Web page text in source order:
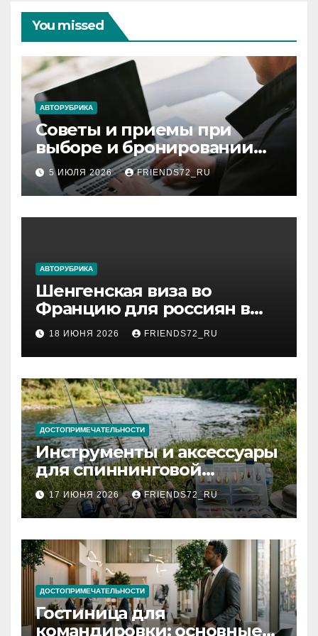
You missed
АВТОРУБРИКА
Советы и приемы при
выборе и бронировании
авиабилетов
5 ИЮЛЯ 2026 FRIENDS72_RU
АВТОРУБРИКА
Шенгенская виза во
Францию для россиян в
2026 году: сроки от 3 дней
и список необходимых
документов
18 ИЮНЯ 2026 FRIENDS72_RU
ДОСТОПРИМЕЧАТЕЛЬНОСТИ
Инструменты и аксессуары
для спиннинговой
рыбалки: назначение и
типы
17 ИЮНЯ 2026 FRIENDS72_RU
ДОСТОПРИМЕЧАТЕЛЬНОСТИ
Гостиница для
командировки: основные